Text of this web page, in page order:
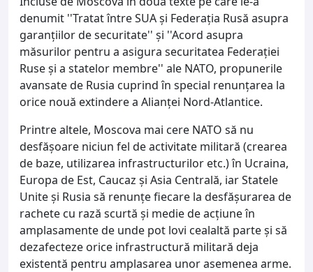
denumit ''Tratat între SUA şi Federaţia Rusă asupra
garanţiilor de securitate'' şi ''Acord asupra
măsurilor pentru a asigura securitatea Federaţiei
Ruse şi a statelor membre'' ale NATO, propunerile
avansate de Rusia cuprind în special renunţarea la
orice nouă extindere a Alianţei Nord-Atlantice.
Printre altele, Moscova mai cere NATO să nu
desfăşoare niciun fel de activitate militară (crearea
de baze, utilizarea infrastructurilor etc.) în Ucraina,
Europa de Est, Caucaz şi Asia Centrală, iar Statele
Unite şi Rusia să renunţe fiecare la desfăşurarea de
rachete cu rază scurtă şi medie de acţiune în
amplasamente de unde pot lovi cealaltă parte şi să
dezafecteze orice infrastructură militară deja
existentă pentru amplasarea unor asemenea arme.